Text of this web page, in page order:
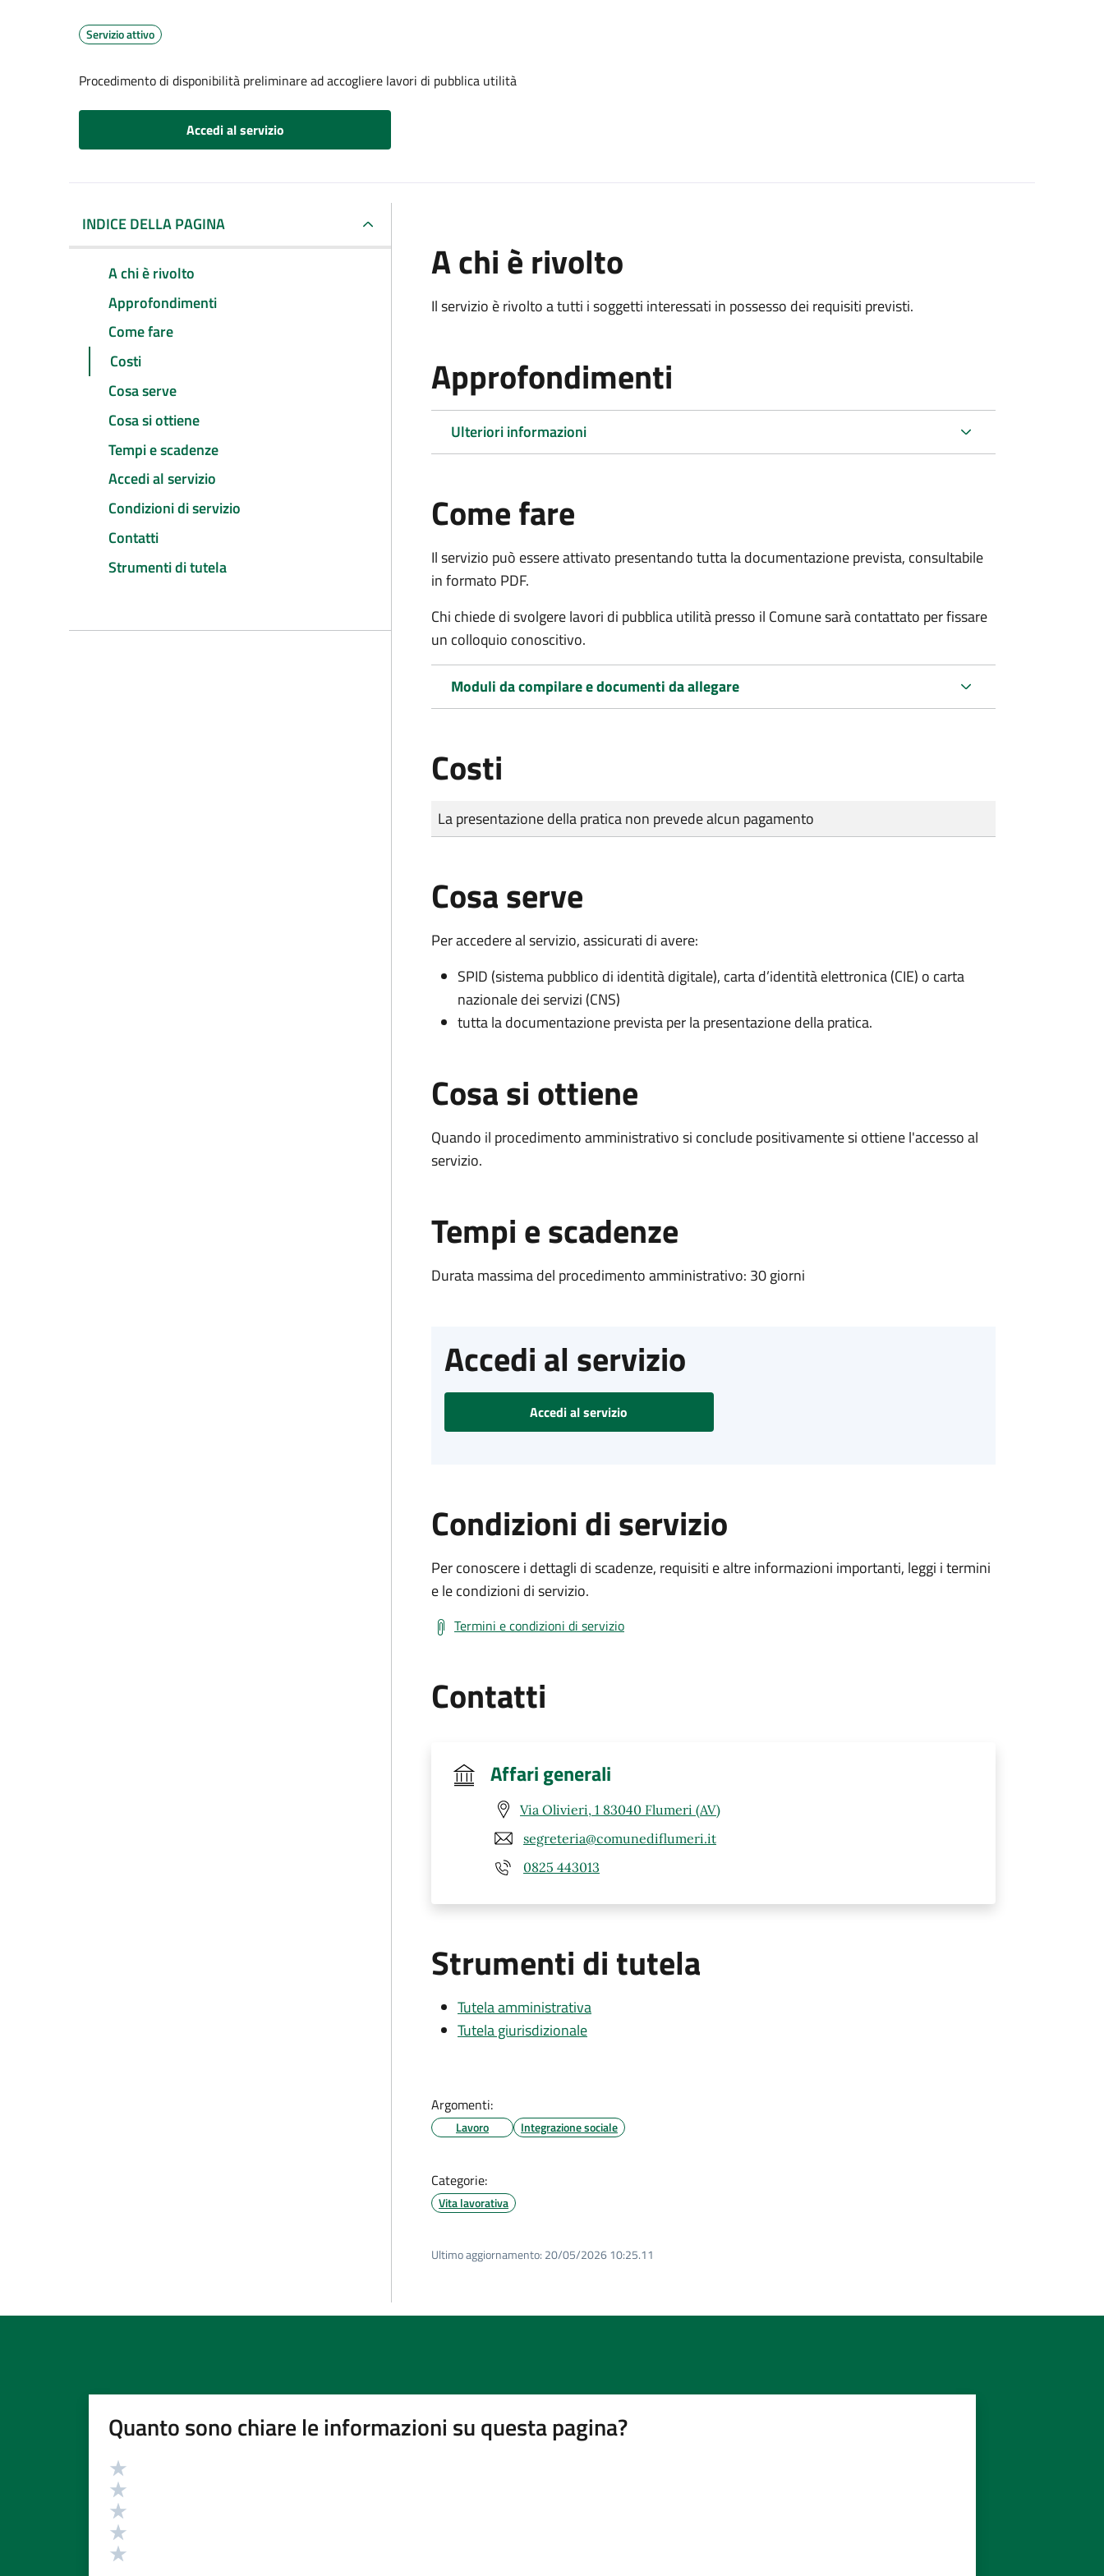
Servizio attivo
Procedimento di disponibilità preliminare ad accogliere lavori di pubblica utilità
Accedi al servizio
INDICE DELLA PAGINA
A chi è rivolto
Approfondimenti
Come fare
Costi
Cosa serve
Cosa si ottiene
Tempi e scadenze
Accedi al servizio
Condizioni di servizio
Contatti
Strumenti di tutela
A chi è rivolto
Il servizio è rivolto a tutti i soggetti interessati in possesso dei requisiti previsti.
Approfondimenti
Ulteriori informazioni
Come fare
Il servizio può essere attivato presentando tutta la documentazione prevista, consultabile
in formato PDF.
Chi chiede di svolgere lavori di pubblica utilità presso il Comune sarà contattato per fissare
un colloquio conoscitivo.
Moduli da compilare e documenti da allegare
Costi
Tipo di pagamento
Importo
La presentazione della pratica non prevede alcun pagamento
Cosa serve
Per accedere al servizio, assicurati di avere:
SPID (sistema pubblico di identità digitale), carta d’identità elettronica (CIE) o carta
nazionale dei servizi (CNS)
tutta la documentazione prevista per la presentazione della pratica.
Cosa si ottiene
Quando il procedimento amministrativo si conclude positivamente si ottiene l'accesso al
servizio.
Tempi e scadenze
Durata massima del procedimento amministrativo: 30 giorni
Accedi al servizio
Accedi al servizio
Condizioni di servizio
Per conoscere i dettagli di scadenze, requisiti e altre informazioni importanti, leggi i termini
e le condizioni di servizio.
Termini e condizioni di servizio
Contatti
Affari generali
Via Olivieri, 1 83040 Flumeri (AV)
segreteria@comunediflumeri.it
0825 443013
Strumenti di tutela
Tutela amministrativa
Tutela giurisdizionale
Argomenti:
Lavoro Integrazione sociale
Categorie:
Vita lavorativa
Ultimo aggiornamento: 20/05/2026 10:25.11
Quanto sono chiare le informazioni su questa pagina?
Valutazione